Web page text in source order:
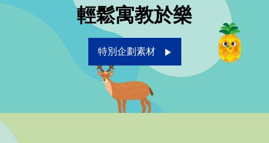
輕鬆寓教於樂
特別企劃素材